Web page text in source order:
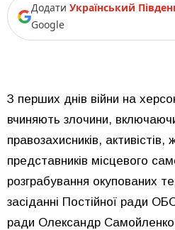
Додати Український
Google
З перших днів війни на
вчиняють злочини,
правозахисників, активістів,
представників місцевого
розграбування окупованих
засіданні Постійної ради
ради Олександр